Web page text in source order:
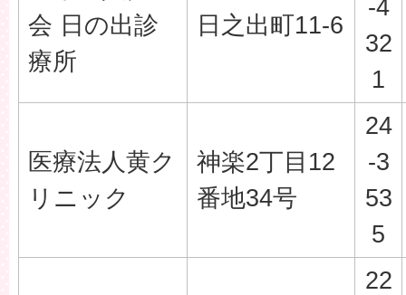
会 日の出診
療所
日之出町11-6
-4
32
1
医療法人黄ク
リニック
神楽2丁目12
番地34号
24
-3
53
5
22